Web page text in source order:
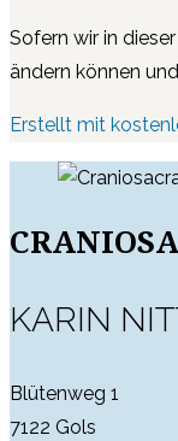
Sofern wir in
ändern können
Erstellt mit
KARIN
Blütenweg 1
7122 Gols